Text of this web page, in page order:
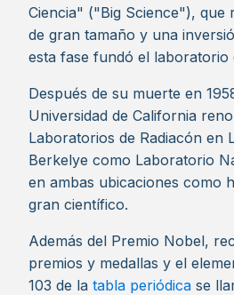
Ciencia" ("Big Science"), que
de gran tamaño y una
esta fase fundó el laboratorio
Después de su muerte en
Universidad de California
Laboratorios de Radiacón en
Berkelye como Laboratorio
en ambas ubicaciones como
gran científico.
Además del Premio Nobel,
premios y medallas y el
103 de la tabla periódica se